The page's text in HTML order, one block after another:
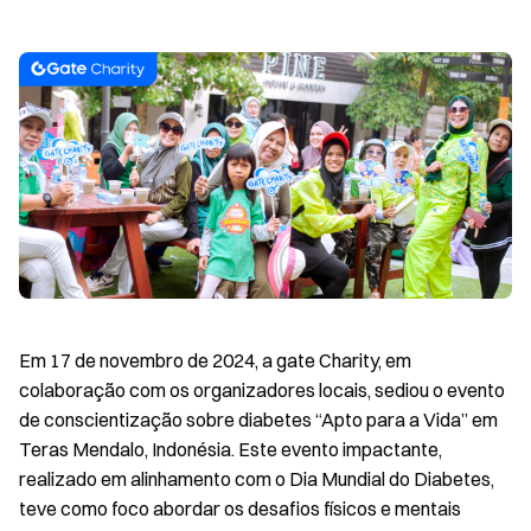
Em 17 de novembro de 2024, a gate Charity, em
colaboração com os organizadores locais, sediou o evento
de conscientização sobre diabetes “Apto para a Vida” em
Teras Mendalo, Indonésia. Este evento impactante,
realizado em alinhamento com o Dia Mundial do Diabetes,
teve como foco abordar os desafios físicos e mentais